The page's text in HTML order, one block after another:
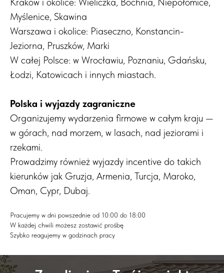
Kraków i okolice: Wieliczka, Bochnia, Niepołomice,
Myślenice, Skawina
Warszawa i okolice: Piaseczno, Konstancin-
Jeziorna, Pruszków, Marki
W całej Polsce: w Wrocławiu, Poznaniu, Gdańsku,
Łodzi, Katowicach i innych miastach.
Polska i wyjazdy zagraniczne
Organizujemy wydarzenia firmowe w całym kraju —
w górach, nad morzem, w lasach, nad jeziorami i
rzekami.
Prowadzimy również wyjazdy incentive do takich
kierunków jak Gruzja, Armenia, Turcja, Maroko,
Oman, Cypr, Dubaj.
Pracujemy w dni powszednie od 10:00 do 18:00
W każdej chwili możesz zostawić prośbę
Szybko reagujemy w godzinach pracy